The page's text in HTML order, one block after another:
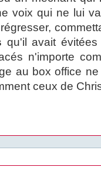
voix qui ne lui
qu'il avait
n'importe
au box office
ceux de